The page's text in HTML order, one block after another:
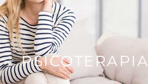
PSICOTERAPIA